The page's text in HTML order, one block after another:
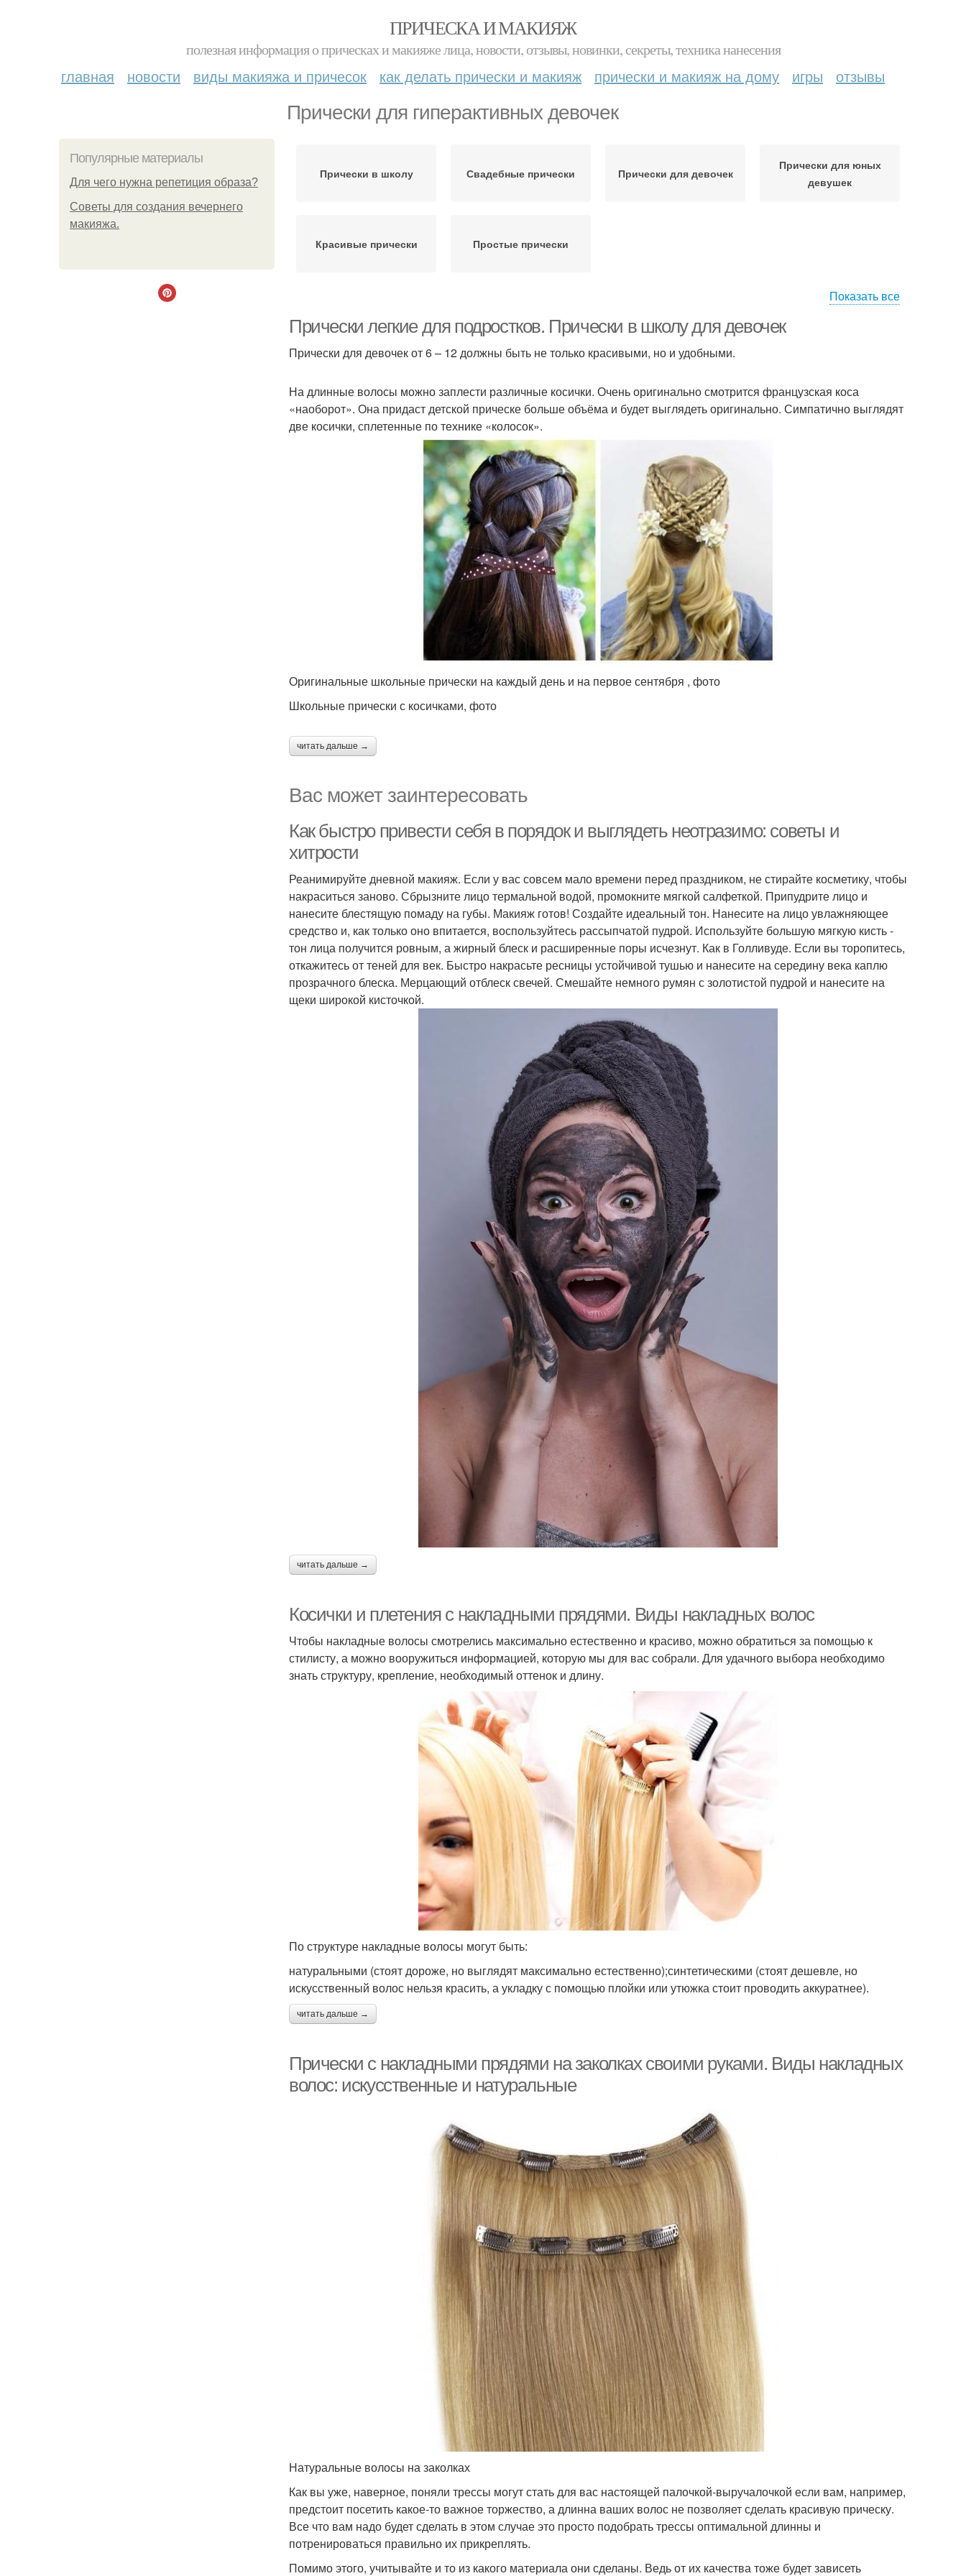
ПРИЧЕСКА И МАКИЯЖ
полезная информация о прическах и макияже лица, новости, отзывы, новинки, секреты, техника нанесения
главная новости виды макияжа и причесок как делать прически и макияж прически и макияж на дому игры отзывы
Прически для гиперактивных девочек
Популярные материалы
Для чего нужна репетиция образа?
Советы для создания вечернего
макияжа.
Прически в школу Свадебные прически Прически для девочек
Прически для юных
девушек
Красивые прически Простые прически
Показать все
Прически легкие для подростков. Прически в школу для девочек
Прически для девочек от 6 – 12 должны быть не только красивыми, но и удобными.
На длинные волосы можно заплести различные косички. Очень оригинально смотрится французская коса
«наоборот». Она придаст детской прическе больше объёма и будет выглядеть оригинально. Симпатично выглядят
две косички, сплетенные по технике «колосок».
Оригинальные школьные прически на каждый день и на первое сентября , фото
Школьные прически с косичками, фото
читать дальше →
Вас может заинтересовать
Как быстро привести себя в порядок и выглядеть неотразимо: советы и
хитрости
Реанимируйте дневной макияж. Если у вас совсем мало времени перед праздником, не стирайте косметику, чтобы
накраситься заново. Сбрызните лицо термальной водой, промокните мягкой салфеткой. Припудрите лицо и
нанесите блестящую помаду на губы. Макияж готов! Создайте идеальный тон. Нанесите на лицо увлажняющее
средство и, как только оно впитается, воспользуйтесь рассыпчатой пудрой. Используйте большую мягкую кисть -
тон лица получится ровным, а жирный блеск и расширенные поры исчезнут. Как в Голливуде. Если вы торопитесь,
откажитесь от теней для век. Быстро накрасьте ресницы устойчивой тушью и нанесите на середину века каплю
прозрачного блеска. Мерцающий отблеск свечей. Смешайте немного румян с золотистой пудрой и нанесите на
щеки широкой кисточкой.
читать дальше →
Косички и плетения с накладными прядями. Виды накладных волос
Чтобы накладные волосы смотрелись максимально естественно и красиво, можно обратиться за помощью к
стилисту, а можно вооружиться информацией, которую мы для вас собрали. Для удачного выбора необходимо
знать структуру, крепление, необходимый оттенок и длину.
По структуре накладные волосы могут быть:
натуральными (стоят дороже, но выглядят максимально естественно);синтетическими (стоят дешевле, но
искусственный волос нельзя красить, а укладку с помощью плойки или утюжка стоит проводить аккуратнее).
читать дальше →
Прически с накладными прядями на заколках своими руками. Виды накладных
волос: искусственные и натуральные
Натуральные волосы на заколках
Как вы уже, наверное, поняли трессы могут стать для вас настоящей палочкой-выручалочкой если вам, например,
предстоит посетить какое-то важное торжество, а длинна ваших волос не позволяет сделать красивую прическу.
Все что вам надо будет сделать в этом случае это просто подобрать трессы оптимальной длинны и
потренироваться правильно их прикреплять.
Помимо этого, учитывайте и то из какого материала они сделаны. Ведь от их качества тоже будет зависеть